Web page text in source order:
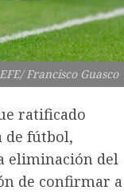
Francisco Guasco
ratificado
de fútbol,
eliminación del
de confirmar a